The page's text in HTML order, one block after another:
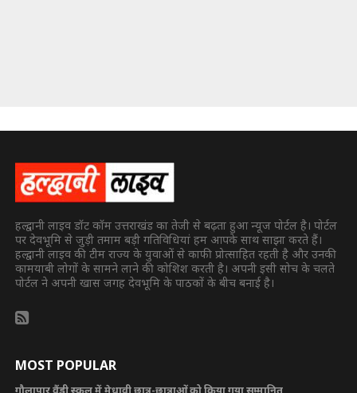
हल्द्वानी लाइव डॉट कॉम उत्तराखंड का तेजी से बढ़ता हुआ न्यूज पोर्टल है। पोर्टल
पर देवभूमि से जुड़ी तमाम बड़ी गतिविधियां हम आपके साथ साझा करते हैं।
हल्द्वानी लाइव की टीम राज्य के युवाओं से काफी प्रोत्साहित रहती है और उनकी
कामयाबी लोगों के सामने लाने की कोशिश करती है। अपनी इसी सोच के चलते
पोर्टल ने अपनी खास जगह देवभूमि के पाठकों के बीच बनाई है।
MOST POPULAR
गौलापार वैंडी स्कूल में मेधावी छात्र-छात्राओं को किया गया सम्मानित